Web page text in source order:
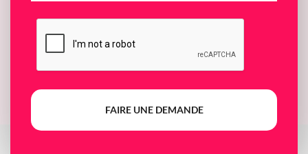
FAIRE UNE DEMANDE